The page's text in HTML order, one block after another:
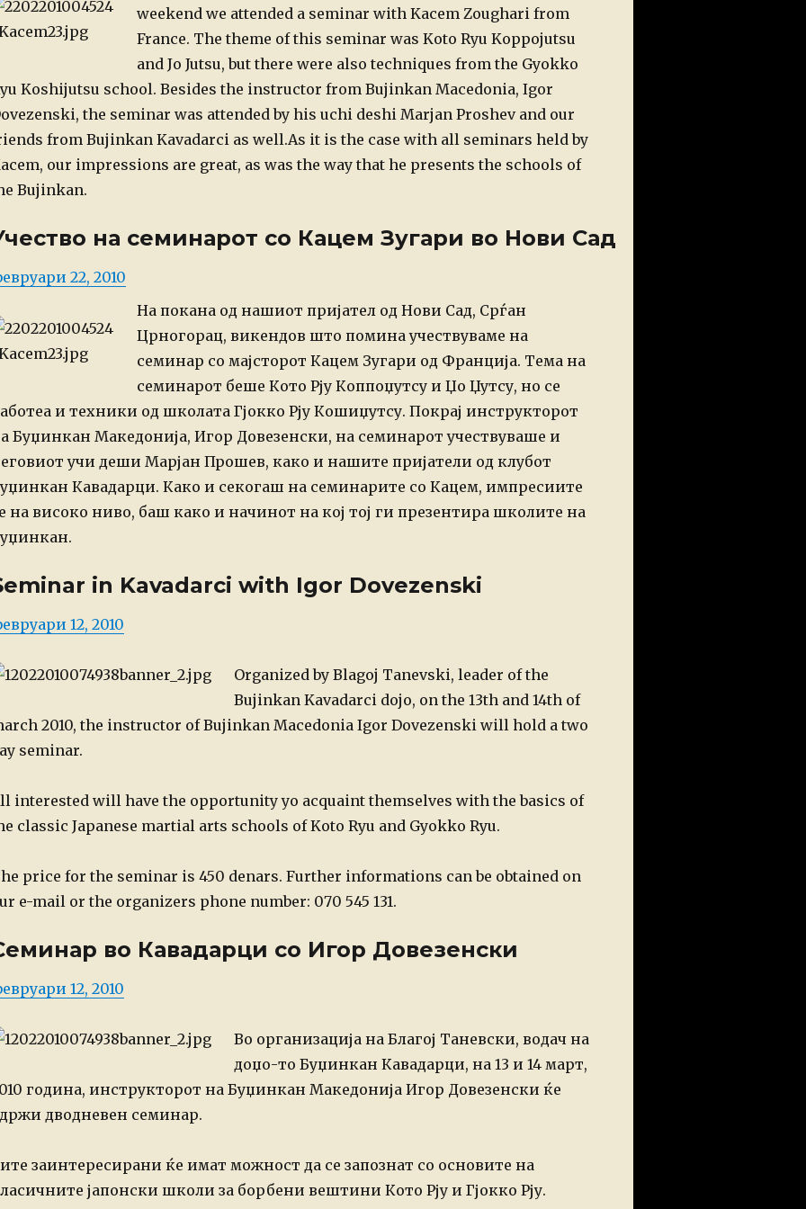
weekend we attended a seminar with Kacem Zoughari from
France. The theme of this seminar was Koto Ryu Koppojutsu
and Jo Jutsu, but there were also techniques from the Gyokko
Koshijutsu school. Besides the instructor from Bujinkan Macedonia, Igor
the seminar was attended by his uchi deshi Marjan Proshev and our
from Bujinkan Kavadarci as well.As it is the case with all seminars held by
our impressions are great, as was the way that he presents the schools of
Bujinkan.
на семинарот со Кацем Зугари во Нови Сад
22, 2010
На покана од нашиот пријател од Нови Сад, Срѓан
Црногорац, викендов што помина учествуваме на
семинар со мајсторот Кацем Зугари од Франција. Тема на
семинарот беше Кото Рју Коппоџутсу и Џо Џутсу, но се
и техники од школата Гјокко Рју Кошиџутсу. Покрај инструкторот
Буџинкан Македонија, Игор Довезенски, на семинарот учествуваше и
учи деши Марјан Прошев, како и нашите пријатели од клубот
Кавадарци. Како и секогаш на семинарите со Кацем, импресиите
на високо ниво, баш како и начинот на кој тој ги презентира школите на
in Kavadarci with Igor Dovezenski
12, 2010
Organized by Blagoj Tanevski, leader of the
Bujinkan Kavadarci dojo, on the 13th and 14th of
2010, the instructor of Bujinkan Macedonia Igor Dovezenski will hold a two
seminar.
interested will have the opportunity yo acquaint themselves with the basics of
classic Japanese martial arts schools of Koto Ryu and Gyokko Ryu.
price for the seminar is 450 denars. Further informations can be obtained on
e-mail or the organizers phone number: 070 545 131.
во Кавадарци со Игор Довезенски
12, 2010
Во организација на Благој Таневски, водач на
доџо-то Буџинкан Кавадарци, на 13 и 14 март,
година, инструкторот на Буџинкан Македонија Игор Довезенски ќе
дводневен семинар.
заинтересирани ќе имат можност да се запознат со основите на
јапонски школи за борбени вештини Кото Рју и Гјокко Рју.